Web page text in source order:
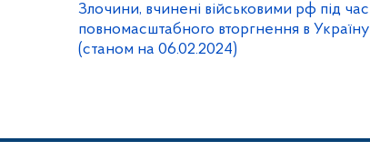
Злочини, вчинені військовими рф під час
повномасштабного вторгнення в Україну
(станом на 06.02.2024)